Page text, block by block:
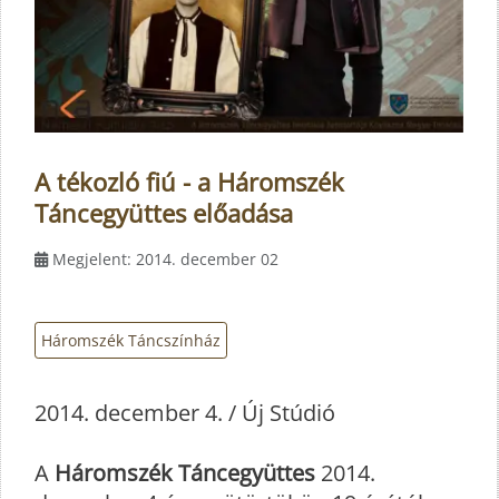
A tékozló fiú - a Háromszék
Táncegyüttes előadása
Megjelent: 2014. december 02
Háromszék Táncszínház
2014. december 4. / Új Stúdió
A Háromszék Táncegyüttes 2014.